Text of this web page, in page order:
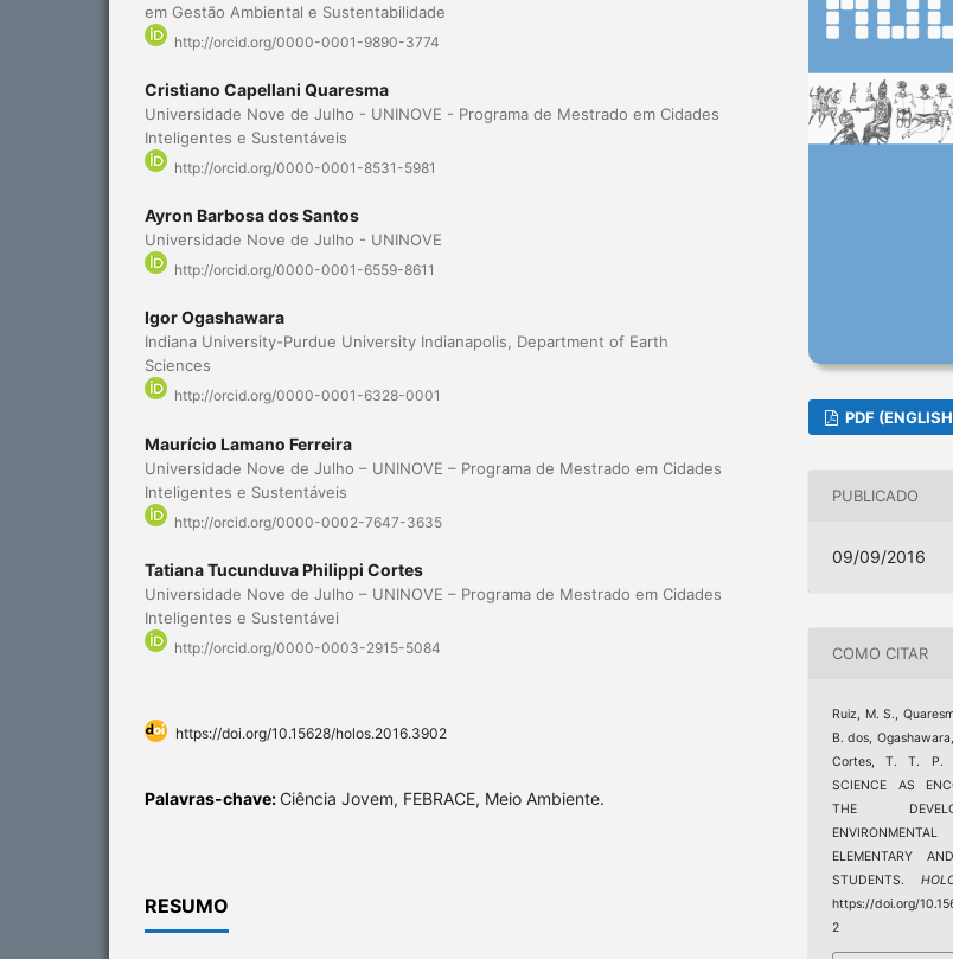
em Gestão Ambiental e Sustentabilidade
http://orcid.org/0000-0001-9890-3774
Cristiano Capellani Quaresma
Universidade Nove de Julho - UNINOVE - Programa de Mestrado em Cidades
Inteligentes e Sustentáveis
http://orcid.org/0000-0001-8531-5981
Ayron Barbosa dos Santos
Universidade Nove de Julho - UNINOVE
http://orcid.org/0000-0001-6559-8611
Igor Ogashawara
Indiana University-Purdue University Indianapolis, Department of Earth
Sciences
http://orcid.org/0000-0001-6328-0001
Maurício Lamano Ferreira
Universidade Nove de Julho – UNINOVE – Programa de Mestrado em Cidades
Inteligentes e Sustentáveis
http://orcid.org/0000-0002-7647-3635
Tatiana Tucunduva Philippi Cortes
Universidade Nove de Julho – UNINOVE – Programa de Mestrado em Cidades
Inteligentes e Sustentávei
http://orcid.org/0000-0003-2915-5084
https://doi.org/10.15628/holos.2016.3902
Palavras-chave: Ciência Jovem, FEBRACE, Meio Ambiente.
RESUMO
PDF
PUBLICADO
09/09/2016
COMO CITAR
Ruiz, M. S.,
B. dos,
Cortes, T. T. P.
SCIENCE AS
THE
ELEMENTARY
STUDENTS.
https://doi.org/
2